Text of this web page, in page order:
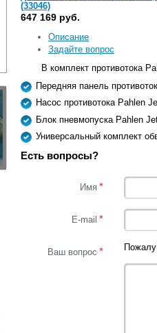
(33046)
647 169 руб.
Описание
Задайте вопрос
В комплект противотока
Передняя панель
Насос противотока Pahlen
Блок пневмопуска Pahlen
Универсальный комплект
Есть вопросы?
Имя *
E-mail *
Ваш вопрос *